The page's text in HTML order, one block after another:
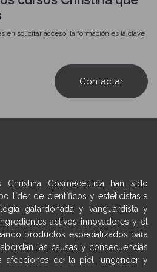
y estrés oxidativo acumulado
home care: cuándo y para qué perfil
protectora con la reparación
de renovación post-exposición
en solicitar acceso: la formación es la clave
Contactar
Cosmecéutica han sido
líder de científicos y esteticistas a
galardonada y vanguardista y
activos innovadores y el
productos especializados para
las causas y consecuencias
afecciones de la piel, ungender y